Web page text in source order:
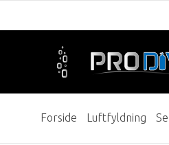
Forside Luftfyldning